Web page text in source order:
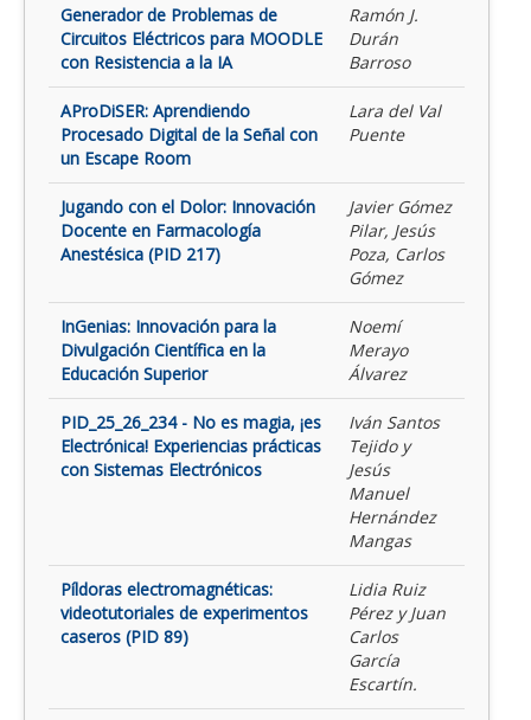
Generador de Problemas de
Circuitos Eléctricos para MOODLE
con Resistencia a la IA
Ramón J.
Durán
Barroso
AProDiSER: Aprendiendo
Procesado Digital de la Señal con
un Escape Room
Lara del Val
Puente
Jugando con el Dolor: Innovación
Docente en Farmacología
Anestésica (PID 217)
Javier Gómez
Pilar, Jesús
Poza, Carlos
Gómez
InGenias: Innovación para la
Divulgación Científica en la
Educación Superior
Noemí
Merayo
Álvarez
PID_25_26_234 - No es magia, ¡es
Electrónica! Experiencias prácticas
con Sistemas Electrónicos
Iván Santos
Tejido y
Jesús
Manuel
Hernández
Mangas
Píldoras electromagnéticas:
videotutoriales de experimentos
caseros (PID 89)
Lidia Ruiz
Pérez y Juan
Carlos
García
Escartín.